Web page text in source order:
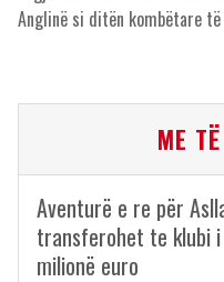
Anglinë si ditën kombëtare
ME
Aventurë e re për
transferohet te klubi
milionë euro